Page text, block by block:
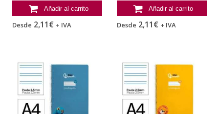
Añadir al carrito
Desde 2,11€ + IVA
Añadir al carrito
Desde 2,11€ + IVA